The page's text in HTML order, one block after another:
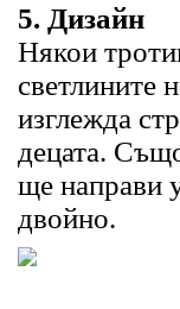
5. Дизайн
Някои
светлините
изглежда
децата.
ще направи
двойно.